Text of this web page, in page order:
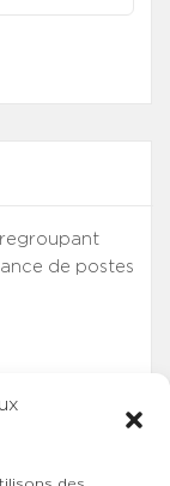
regroupant
de postes